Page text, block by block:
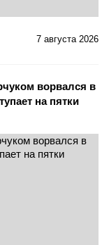
7 августа 2026
ворвался в
на пятки